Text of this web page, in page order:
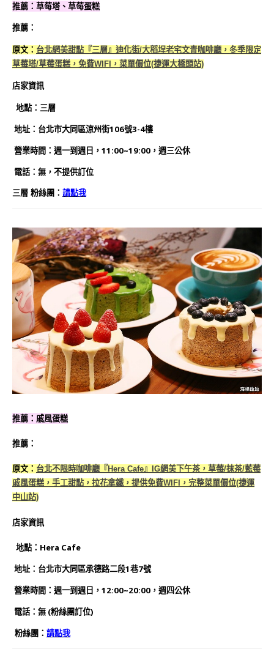
推薦：草莓塔、草莓蛋糕
推薦：
原文： 台北網美甜點『三層』迪化街/大稻埕老宅文青咖啡廳，冬季限定
草莓塔/草莓蛋糕，免費WIFI，菜單價位(捷運大橋頭站)
店家資訊
地點：三層
地址：台北市大同區涼州街106號3-4樓
營業時間：週一到週日，11:00~19:00，週三公休
電話：無，不提供訂位
三層 粉絲團： 請點我
推薦：戚風蛋糕
推薦：
原文： 台北不限時咖啡廳『Hera Cafe』IG網美下午茶，草莓/抹茶/藍莓
戚風蛋糕，手工甜點，拉花拿鐵，提供免費WIFI，完整菜單價位(捷運
中山站)
店家資訊
地點：Hera Cafe
地址：台北市大同區承德路二段1巷7號
營業時間：週一到週日，12:00~20:00，週四公休
電話：無 (粉絲團訂位)
粉絲團： 請點我